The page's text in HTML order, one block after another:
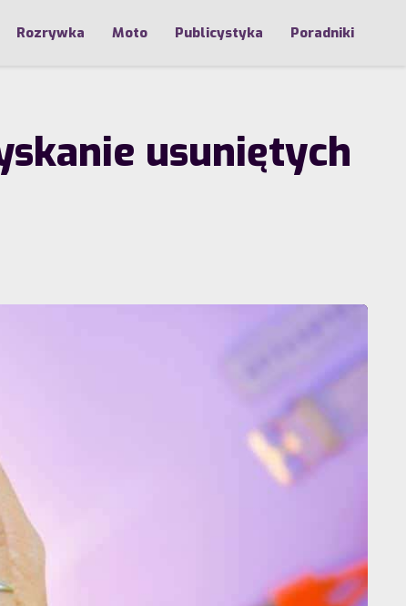
Rozrywka Moto Publicystyka Poradniki
usuniętych